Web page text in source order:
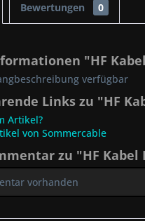
Bewertungen 0
"HF Kabel
verfügbar
Links zu "HF
Artikel?
von Sommercable
zu "HF Kabel
vorhanden